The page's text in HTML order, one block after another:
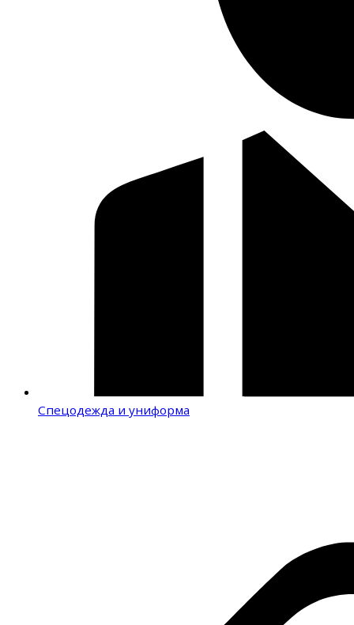
Спецодежда и униформа